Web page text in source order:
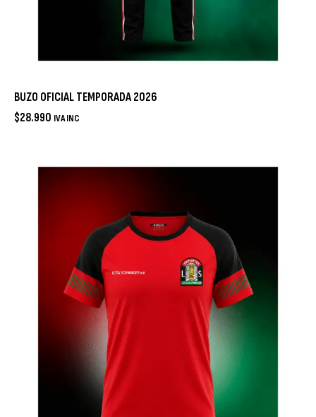
BUZO OFICIAL TEMPORADA 2026
$28.990 IVA INC